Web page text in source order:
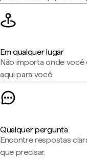
Em qualquer lugar
Não importa onde você
aqui para você.
Qualquer pergunta
Encontre respostas
que precisar.